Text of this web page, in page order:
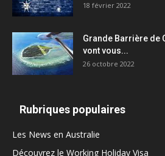
18 février 2022
Grande Barrière de
vont vous...
26 octobre 2022
Rubriques populaires
Les News en Australie
Découvrez le Working Holiday Visa